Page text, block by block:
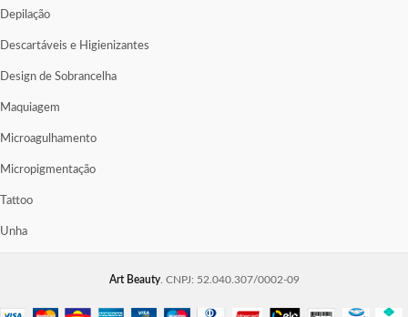
Depilação
Descartáveis e Higienizantes
Design de Sobrancelha
Maquiagem
Microagulhamento
Micropigmentação
Tattoo
Unha
Art Beauty. CNPJ: 52.040.307/0002-09